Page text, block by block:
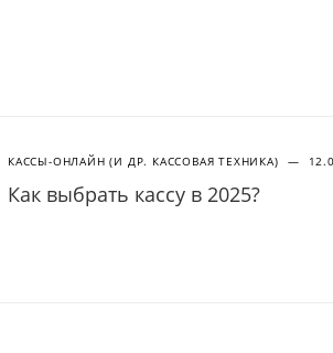
КАССЫ-ОНЛАЙН (И ДР. КАССОВАЯ ТЕХНИКА) —
Как выбрать кассу в 2025?